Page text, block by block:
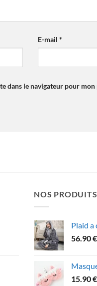
E-mail*
dans le navigateur pour
NOS
Plaid a
56.90€
15.90€